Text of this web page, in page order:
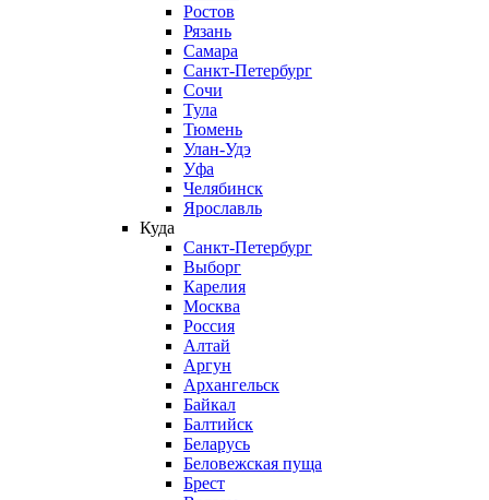
Ростов
Рязань
Самара
Санкт-Петербург
Сочи
Тула
Тюмень
Улан-Удэ
Уфа
Челябинск
Ярославль
Куда
Санкт-Петербург
Выборг
Карелия
Москва
Россия
Алтай
Аргун
Архангельск
Байкал
Балтийск
Беларусь
Беловежская пуща
Брест